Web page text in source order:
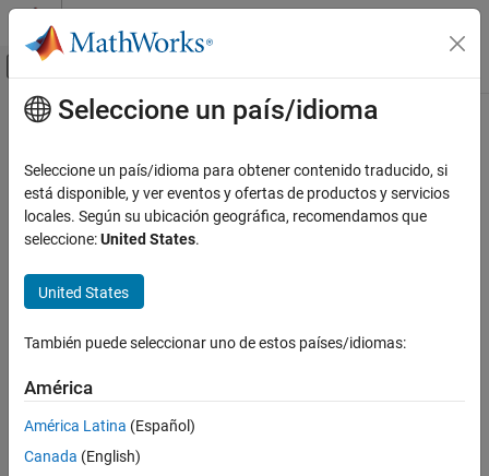
Saltar al contenido
Mostrar/ocultar menú de navegación
Inicio de Documentación
Contenido principal
¿Qué tan útil fue esta traducción?
Seleccione un país/idioma
Seleccione un país/idioma para obtener contenido traducido, si
está disponible, y ver eventos y ofertas de productos y servicios
locales. Según su ubicación geográfica, recomendamos que
seleccione:United States.
United States
También puede seleccionar uno de estos países/idiomas:
América
América Latina (Español)
Canada (English)